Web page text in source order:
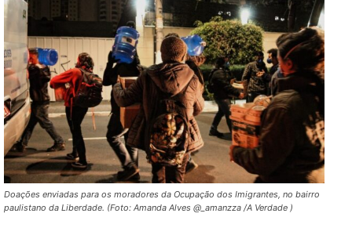
Doações enviadas para os moradores da Ocupação dos Imigrantes, no bairro
paulistano da Liberdade. (Foto: Amanda Alves @_amanzza /A Verdade )